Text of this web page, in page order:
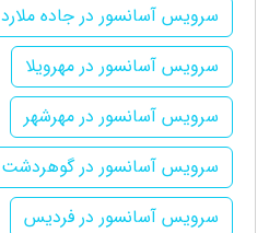
سرویس آسانسور در جاده ملارد
سرویس آسانسور در مهرویلا
سرویس آسانسور در مهرشهر
سرویس آسانسور در گوهردشت
سرویس آسانسور در فردیس